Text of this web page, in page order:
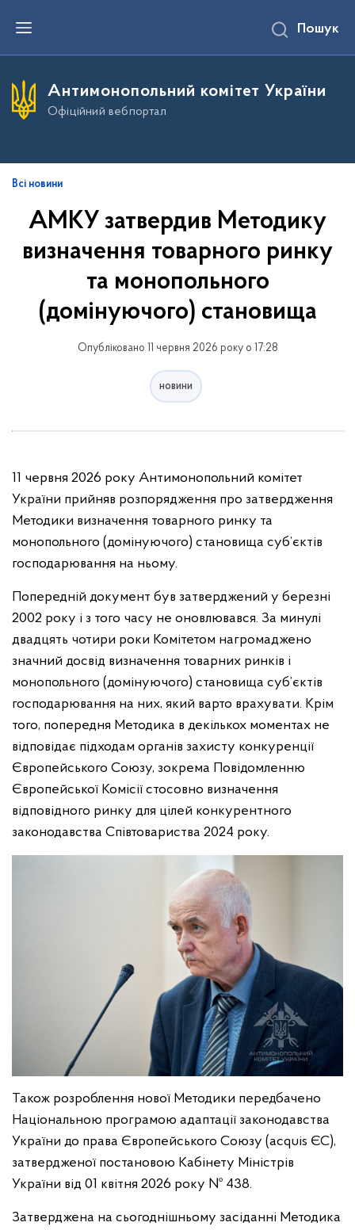
е
и
д
в
Пошук
Антимонопольний комітет України
Офіційний вебпортал
Всі новини
АМКУ затвердив Методику
визначення товарного ринку
та монопольного
(домінуючого) становища
Опубліковано 11 червня 2026 року о 17:28
новини
11 червня 2026 року Антимонопольний комітет
України прийняв розпорядження про затвердження
Методики визначення товарного ринку та
монопольного (домінуючого) становища суб’єктів
господарювання на ньому.
Попередній документ був затверджений у березні
2002 року і з того часу не оновлювався. За минулі
двадцять чотири роки Комітетом нагромаджено
значний досвід визначення товарних ринків і
монопольного (домінуючого) становища суб’єктів
господарювання на них, який варто врахувати. Крім
того, попередня Методика в декількох моментах не
відповідає підходам органів захисту конкуренції
Європейського Союзу, зокрема Повідомленню
Європейської Комісії стосовно визначення
відповідного ринку для цілей конкурентного
законодавства Співтовариства 2024 року.
Також розроблення нової Методики передбачено
Національною програмою адаптації законодавства
України до права Європейського Союзу (acquis ЄС),
затвердженої постановою Кабінету Міністрів
України від 01 квітня 2026 року № 438.
Затверджена на сьогоднішньому засіданні Методика